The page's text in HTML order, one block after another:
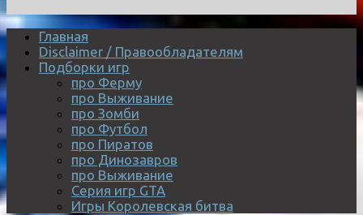
Главная
Disclaimer / Правообладателям
Подборки игр
про Ферму
про Выживание
про Зомби
про Футбол
про Пиратов
про Динозавров
про Выживание
Серия игр GTA
Игры Королевская битва